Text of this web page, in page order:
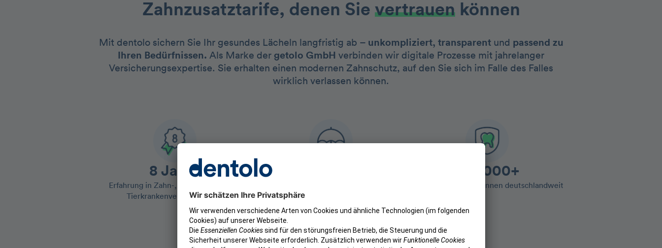
Zahnzusatztarife, denen Sie vertrauenkönnen
Mit dentolo sichern Sie Ihr gesundes Lächeln langfristig ab – unkompliziert, transparent und passend zu
Ihren Bedürfnissen. Als Marke der getolo GmbH verbinden wir digitale Prozesse mit jahrelanger
Versicherungsexpertise. Sie erhalten einen modernen Zahnschutz, auf den Sie sich im Falle des Falles
wirklich verlassen können.
8 Jahre
Erfahrung in Zahn-, Gesundheits- und
Tierkrankenversicherungen
100.000+
aktive dentolo Kund:innen deutschlandweit